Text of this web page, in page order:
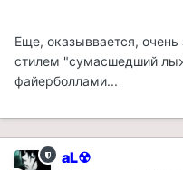
Еще, оказыввается,
стилем "сумасшедший
файерболлами...
aL☢